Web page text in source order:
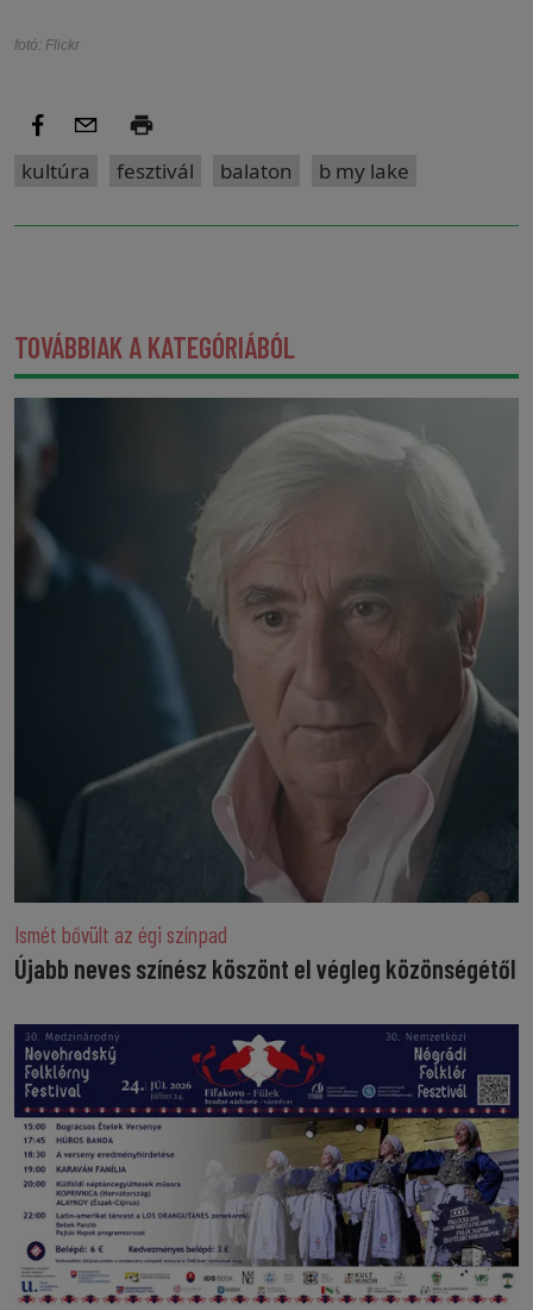
fotó: Flickr
kultúra fesztivál balaton b my lake
TOVÁBBIAK A KATEGÓRIÁBÓL
Ismét bővült az égi színpad
Újabb neves színész köszönt el végleg közönségétől